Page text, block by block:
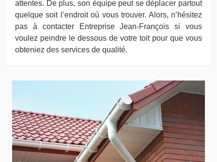
attentes. De plus, son équipe peut se déplacer partout
quelque soit l’endroit où vous trouver. Alors, n’hésitez
pas à contacter Entreprise Jean-François si vous
voulez peindre le dessous de votre toit pour que vous
obteniez des services de qualité.